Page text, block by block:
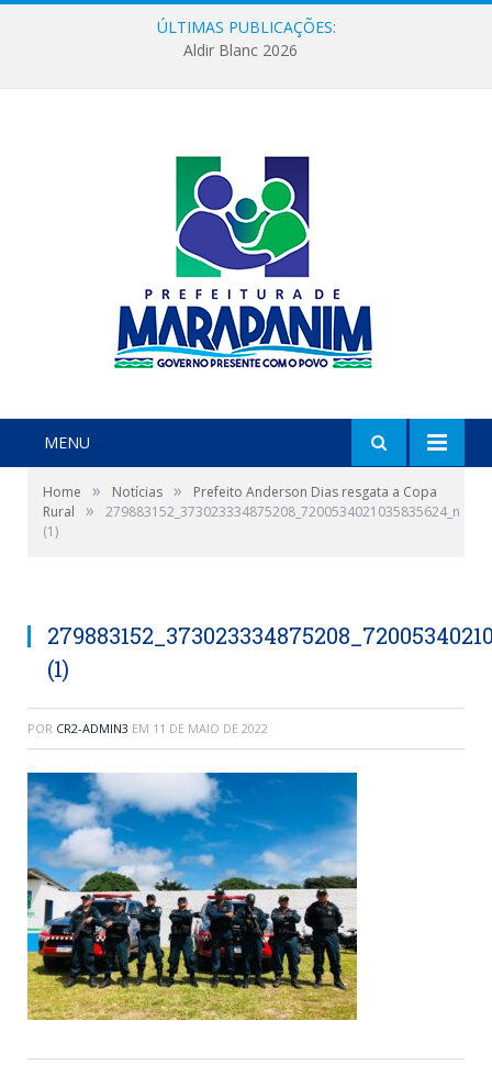
ÚLTIMAS PUBLICAÇÕES:
Aldir Blanc 2026
MENU
Home » Notícias »
Prefeito Anderson Dias resgata a Copa
Rural
»
279883152_373023334875208_7200534021035835624_n
(1)
(1)
POR CR2-ADMIN3 EM 11 DE MAIO DE 2022